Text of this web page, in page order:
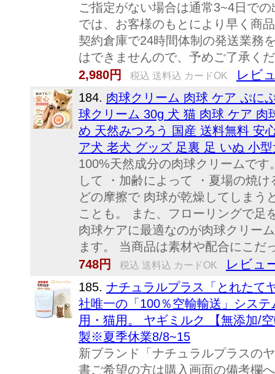
ご指定がない場合は通常3~4日で
では、お客様のもとにより早く商
契約倉庫で24時間体制の発送業務
はできませんので、予めご了承く
2,980円
税込 送料込 カードOK レビ
184. 肉球クリーム 肉球 ケア ぷに
球クリーム 30g 犬 猫 肉球 ケア 肉
め 天然みつろう 国産 送料無料 安
ア犬 老犬 グッズ 足裏 足 いぬ 小
100%天然成分の肉球クリームで
して ・加齢によって ・夏場の焼
どの摩擦で 肉球が乾燥してしまう
ことも。 また、フローリングで足
肉球ケアに最適なのが肉球クリー
ます。 当商品は素材や配合にこだ
748円
税込 送料込 カードOK レビュ
185. ナチュラルプラス「とれた
社唯一の「100％空輸輸送」シス
用・猫用。 ヤギミルク 【無添加/
製※夏季休業8/8~15
新ブランド「ナチュラルプラスの
書ご希望の方は購入画面の備考欄